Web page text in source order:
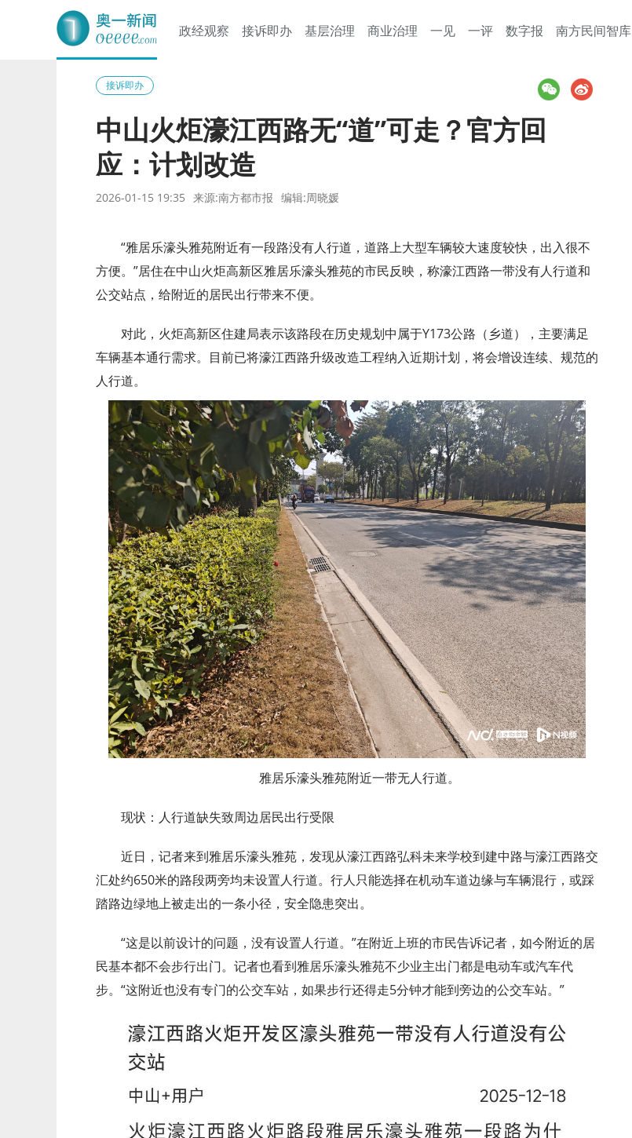
奥一网
政经观察 接诉即办 基层治理 商业治理 一见 一评 数字报 南方民间智库
接诉即办
中山火炬濠江西路无“道”可走？官方回
应：计划改造
2026-01-15 19:35 来源:南方都市报 编辑:周晓媛
“雅居乐濠头雅苑附近有一段路没有人行道，道路上大型车辆较大速度较快，出入很不
方便。”居住在中山火炬高新区雅居乐濠头雅苑的市民反映，称濠江西路一带没有人行道和
公交站点，给附近的居民出行带来不便。
对此，火炬高新区住建局表示该路段在历史规划中属于Y173公路（乡道），主要满足
车辆基本通行需求。目前已将濠江西路升级改造工程纳入近期计划，将会增设连续、规范的
人行道。
雅居乐濠头雅苑附近一带无人行道。
现状：人行道缺失致周边居民出行受限
近日，记者来到雅居乐濠头雅苑，发现从濠江西路弘科未来学校到建中路与濠江西路交
汇处约650米的路段两旁均未设置人行道。行人只能选择在机动车道边缘与车辆混行，或踩
踏路边绿地上被走出的一条小径，安全隐患突出。
“这是以前设计的问题，没有设置人行道。”在附近上班的市民告诉记者，如今附近的居
民基本都不会步行出门。记者也看到雅居乐濠头雅苑不少业主出门都是电动车或汽车代
步。“这附近也没有专门的公交车站，如果步行还得走5分钟才能到旁边的公交车站。”